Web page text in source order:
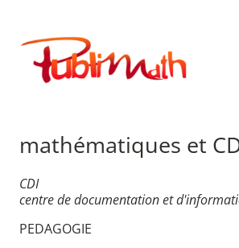
contenu
Publimath
mathématiques et
CDI
centre de documentation et
PEDAGOGIE